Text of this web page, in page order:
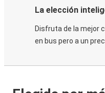
La elección
Disfruta de la mejor
en bus pero a un